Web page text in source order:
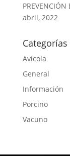
PREVENCIÓN
abril, 2022
Avícola
General
Información
Porcino
Vacuno